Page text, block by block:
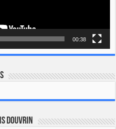
00:38
Douvrin